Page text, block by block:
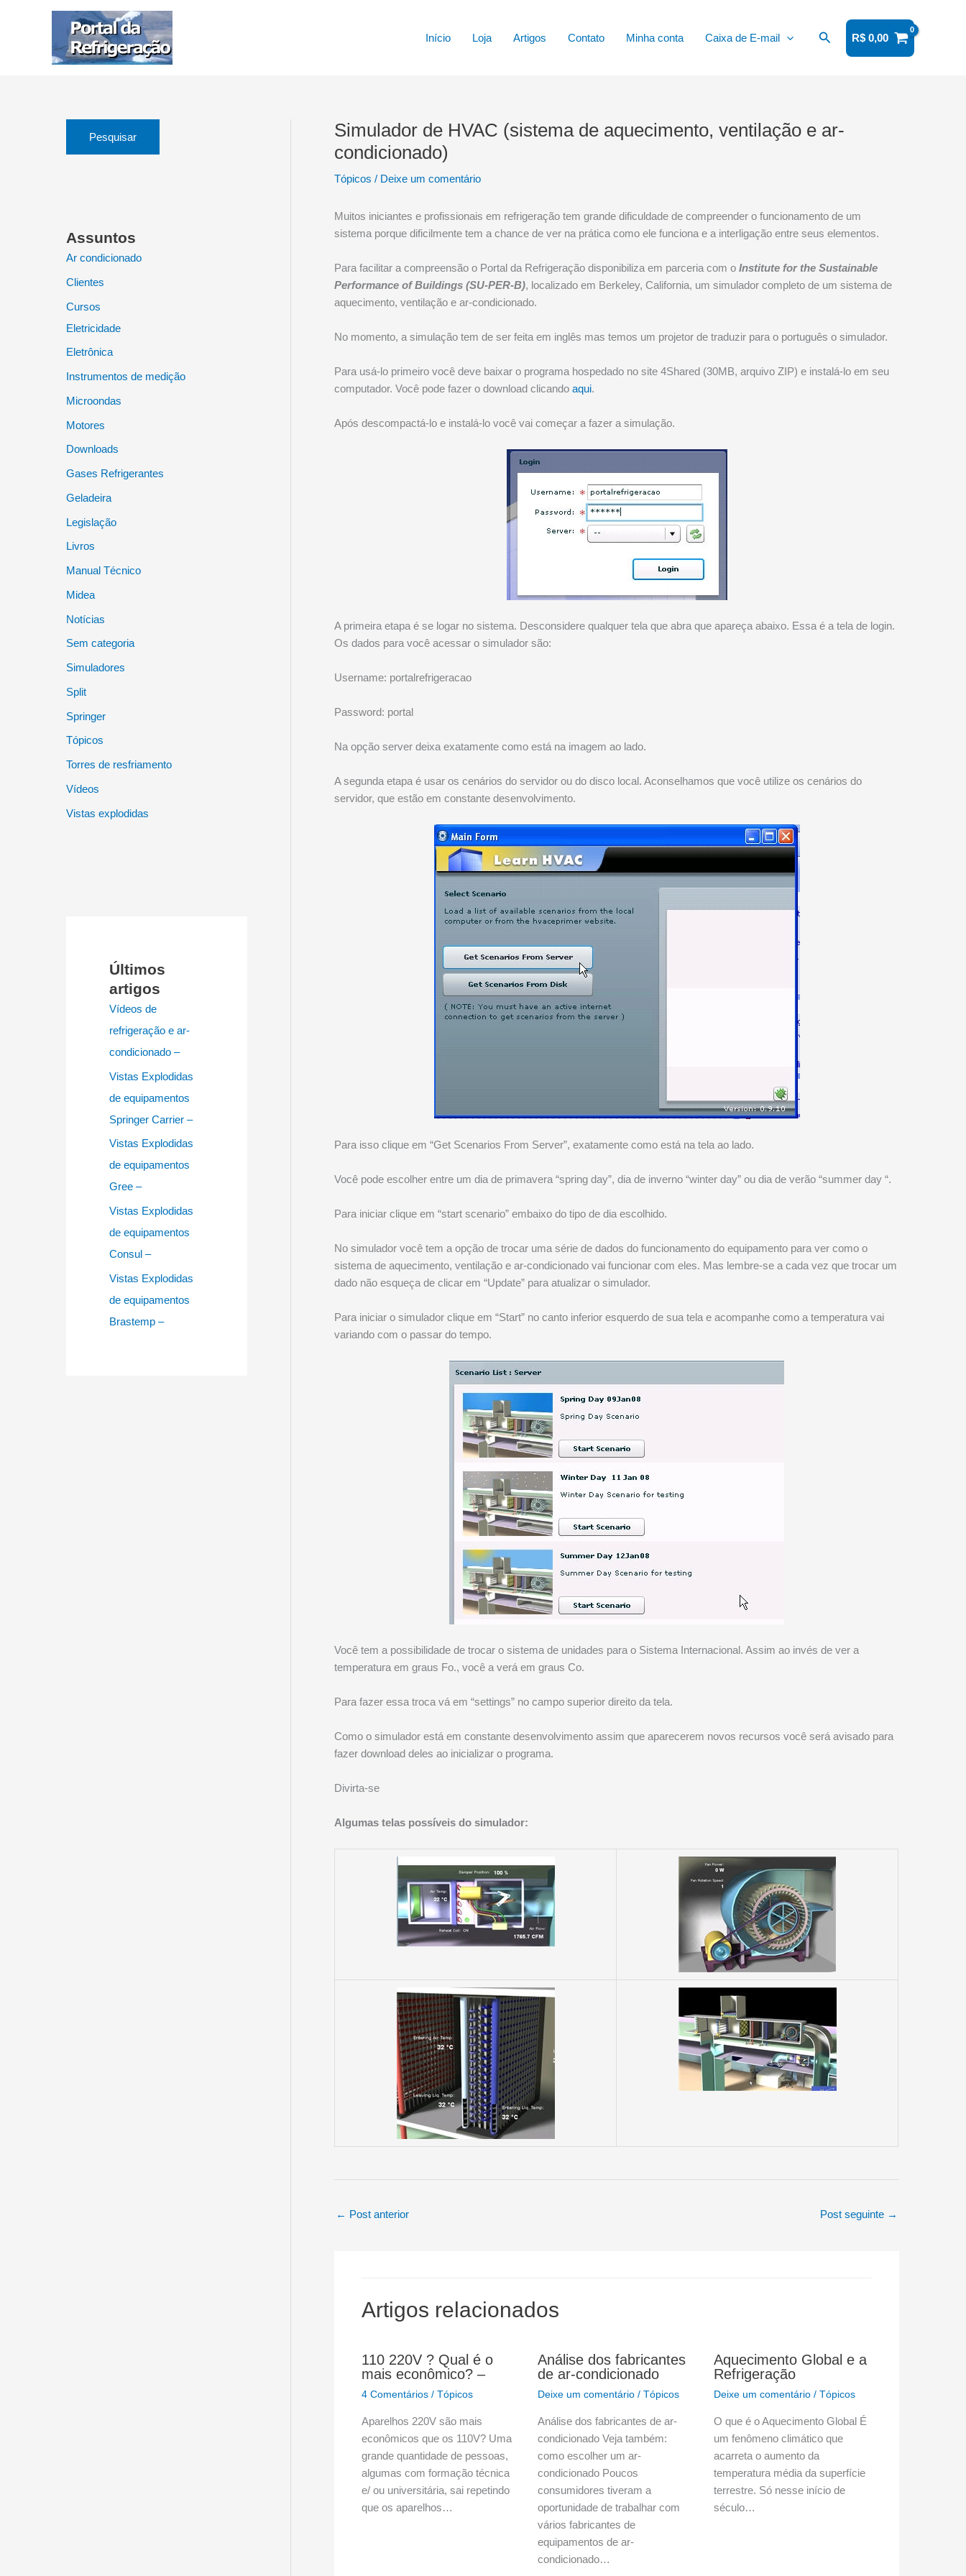
Início Loja Artigos Contato Minha conta Caixa de E-mail Pesquisar
R$ 0,00
Pesquisar
Assuntos
Ar condicionado
Clientes
Cursos
Eletricidade
Eletrônica
Instrumentos de medição
Microondas
Motores
Downloads
Gases Refrigerantes
Geladeira
Legislação
Livros
Manual Técnico
Midea
Notícias
Sem categoria
Simuladores
Split
Springer
Tópicos
Torres de resfriamento
Vídeos
Vistas explodidas
Últimos
artigos
Vídeos de
refrigeração e ar-
condicionado –
Vistas Explodidas
de equipamentos
Springer Carrier –
Vistas Explodidas
de equipamentos
Gree –
Vistas Explodidas
de equipamentos
Consul –
Vistas Explodidas
de equipamentos
Brastemp –
Simulador de HVAC (sistema de aquecimento, ventilação e ar-
condicionado)
Tópicos / Deixe um comentário
Muitos iniciantes e profissionais em refrigeração tem grande dificuldade de compreender o funcionamento de um
sistema porque dificilmente tem a chance de ver na prática como ele funciona e a interligação entre seus elementos.
Para facilitar a compreensão o Portal da Refrigeração disponibiliza em parceria com oInstitute for the Sustainable
Performance of Buildings (SU-PER-B), localizado em Berkeley, California, um simulador completo de um sistema de
aquecimento, ventilação e ar-condicionado.
No momento, a simulação tem de ser feita em inglês mas temos um projetor de traduzir para o português o simulador.
Para usá-lo primeiro você deve baixar o programa hospedado no site 4Shared (30MB, arquivo ZIP) e instalá-lo em seu
computador. Você pode fazer o download clicandoaqui.
Após descompactá-lo e instalá-lo você vai começar a fazer a simulação.
A primeira etapa é se logar no sistema. Desconsidere qualquer tela que abra que apareça abaixo. Essa é a tela de login.
Os dados para você acessar o simulador são:
Username: portalrefrigeracao
Password: portal
Na opção server deixa exatamente como está na imagem ao lado.
A segunda etapa é usar os cenários do servidor ou do disco local. Aconselhamos que você utilize os cenários do
servidor, que estão em constante desenvolvimento.
Para isso clique em “Get Scenarios From Server”, exatamente como está na tela ao lado.
Você pode escolher entre um dia de primavera “spring day”, dia de inverno “winter day” ou dia de verão “summer day “.
Para iniciar clique em “start scenario” embaixo do tipo de dia escolhido.
No simulador você tem a opção de trocar uma série de dados do funcionamento do equipamento para ver como o
sistema de aquecimento, ventilação e ar-condicionado vai funcionar com eles. Mas lembre-se a cada vez que trocar um
dado não esqueça de clicar em “Update” para atualizar o simulador.
Para iniciar o simulador clique em “Start” no canto inferior esquerdo de sua tela e acompanhe como a temperatura vai
variando com o passar do tempo.
Você tem a possibilidade de trocar o sistema de unidades para o Sistema Internacional. Assim ao invés de ver a
temperatura em graus Fo., você a verá em graus Co.
Para fazer essa troca vá em “settings” no campo superior direito da tela.
Como o simulador está em constante desenvolvimento assim que aparecerem novos recursos você será avisado para
fazer download deles ao inicializar o programa.
Divirta-se
Algumas telas possíveis do simulador:
← Post anterior Post seguinte →
Artigos relacionados
110 220V ? Qual é o
mais econômico? –
4 Comentários / Tópicos
Aparelhos 220V são mais
econômicos que os 110V? Uma
grande quantidade de pessoas,
algumas com formação técnica
e/ ou universitária, sai repetindo
que os aparelhos…
Análise dos fabricantes
de ar-condicionado
Deixe um comentário / Tópicos
Análise dos fabricantes de ar-
condicionado Veja também:
como escolher um ar-
condicionado Poucos
consumidores tiveram a
oportunidade de trabalhar com
vários fabricantes de
equipamentos de ar-
condicionado…
Aquecimento Global e a
Refrigeração
Deixe um comentário /Tópicos
O que é o Aquecimento Global É
um fenômeno climático que
acarreta o aumento da
temperatura média da superfície
terrestre. Só nesse início de
século…